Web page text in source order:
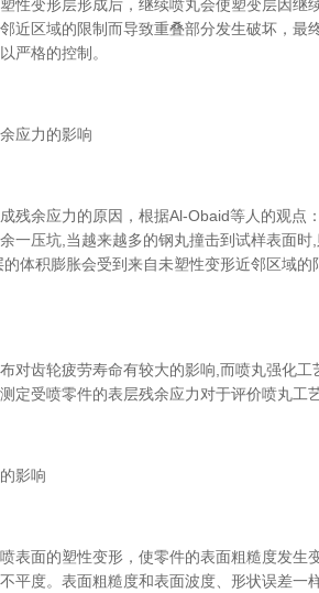
性变形层形成后，继续喷丸会使塑变层因继
近区域的限制而导致重叠部分发生破坏，最
严格的控制。
应力的影响
残余应力的原因，根据Al-Obaid等人的观点
一压坑,当越来越多的钢丸撞击到试样表面
体积膨胀会受到来自未塑性变形近邻区域
对齿轮疲劳寿命有较大的影响,而喷丸强化
定受喷零件的表层残余应力对于评价喷丸工
影响
表面的塑性变形，使零件的表面粗糙度发生
平度。表面粗糙度和表面波度、形状误差一